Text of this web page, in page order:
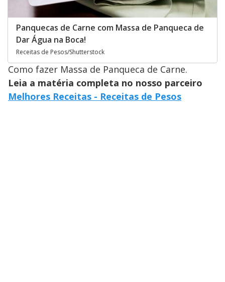
Panquecas de Carne com Massa de Panqueca de
Dar Água na Boca!
Receitas de Pesos/Shutterstock
Como fazer Massa de Panqueca de Carne.
Leia a matéria completa no nosso parceiro
Melhores Receitas - Receitas de Pesos